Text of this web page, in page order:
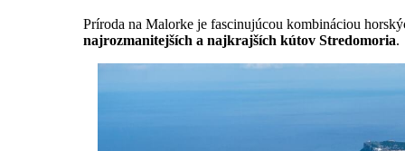
Príroda na Malorke je fascinujúcou kombináciou
najrozmanitejších a najkrajších kútov Stredomoria.